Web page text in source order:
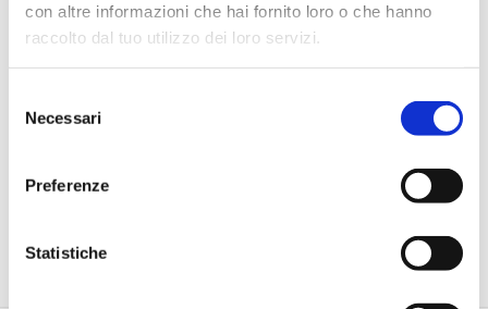
con altre informazioni che hai fornito loro o che hanno
raccolto dal tuo utilizzo dei loro servizi.
delNecessari
Preferenze
Statistiche
Ogni sessione di scambio prevede la partecipazione di due
persone e dura una giornata. Il personale comunale
e indicazioni operative.
N.B.Le date segnalate sono indicative. Le date definitive
AMBIENTE